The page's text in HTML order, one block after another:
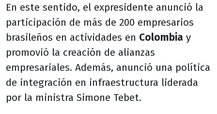
En este sentido, el expresidente anunció la
participación de más de 200 empresarios
brasileños en actividades en Colombia y
promovió la creación de alianzas
empresariales. Además, anunció una política
de integración en infraestructura liderada
por la ministra Simone Tebet.